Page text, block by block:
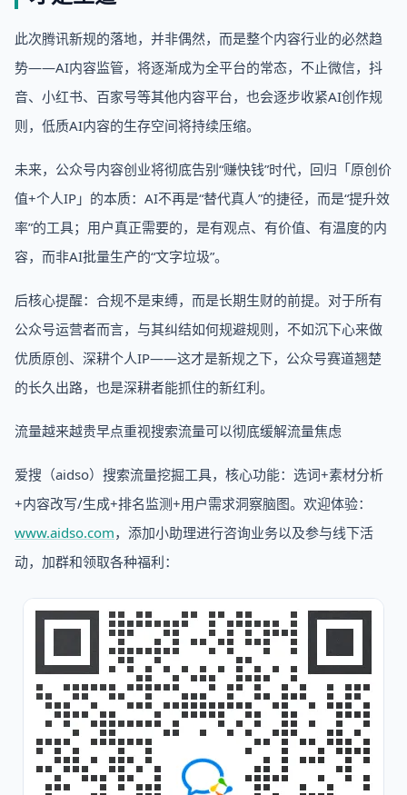
此次腾讯新规的落地，并非偶然，而是整个内容行业的必然趋
势——AI内容监管，将逐渐成为全平台的常态，不止微信，抖
音、小红书、百家号等其他内容平台，也会逐步收紧AI创作规
则，低质AI内容的生存空间将持续压缩。
未来，公众号内容创业将彻底告别“赚快钱”时代，回归「原创价
值+个人IP」的本质：AI不再是“替代真人”的捷径，而是“提升效
率”的工具；用户真正需要的，是有观点、有价值、有温度的内
容，而非AI批量生产的“文字垃圾”。
后核心提醒：合规不是束缚，而是长期生财的前提。对于所有
公众号运营者而言，与其纠结如何规避规则，不如沉下心来做
优质原创、深耕个人IP——这才是新规之下，公众号赛道翘楚
的长久出路，也是深耕者能抓住的新红利。
流量越来越贵早点重视搜索流量可以彻底缓解流量焦虑
爱搜（aidso）搜索流量挖掘工具，核心功能：选词+素材分析
+内容改写/生成+排名监测+用户需求洞察脑图。欢迎体验：
www.aidso.com，添加小助理进行咨询业务以及参与线下活
动，加群和领取各种福利：